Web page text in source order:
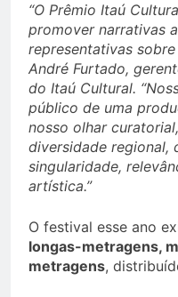
“O Prêmio Itaú
promover narrativas
representativas
André Furtado,
do Itaú Cultural.
público de uma
nosso olhar
diversidade regional,
singularidade,
artística.”
O festival esse ano
longas-metragens,
metragens,